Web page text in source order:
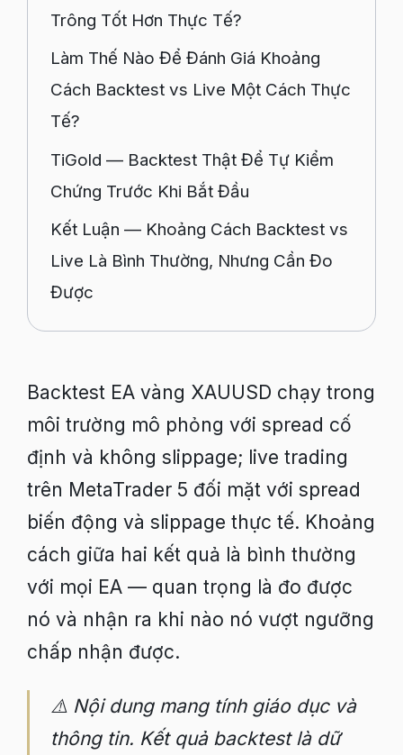
Trông Tốt Hơn Thực Tế?
Làm Thế Nào Để Đánh Giá Khoảng
Cách Backtest vs Live Một Cách Thực
Tế?
TiGold — Backtest Thật Để Tự Kiểm
Chứng Trước Khi Bắt Đầu
Kết Luận — Khoảng Cách Backtest vs
Live Là Bình Thường, Nhưng Cần Đo
Được
Backtest EA vàng XAUUSD chạy trong
môi trường mô phỏng với spread cố
định và không slippage; live trading
trên MetaTrader 5 đối mặt với spread
biến động và slippage thực tế. Khoảng
cách giữa hai kết quả là bình thường
với mọi EA — quan trọng là đo được
nó và nhận ra khi nào nó vượt ngưỡng
chấp nhận được.
⚠️ Nội dung mang tính giáo dục và
thông tin. Kết quả backtest là dữ